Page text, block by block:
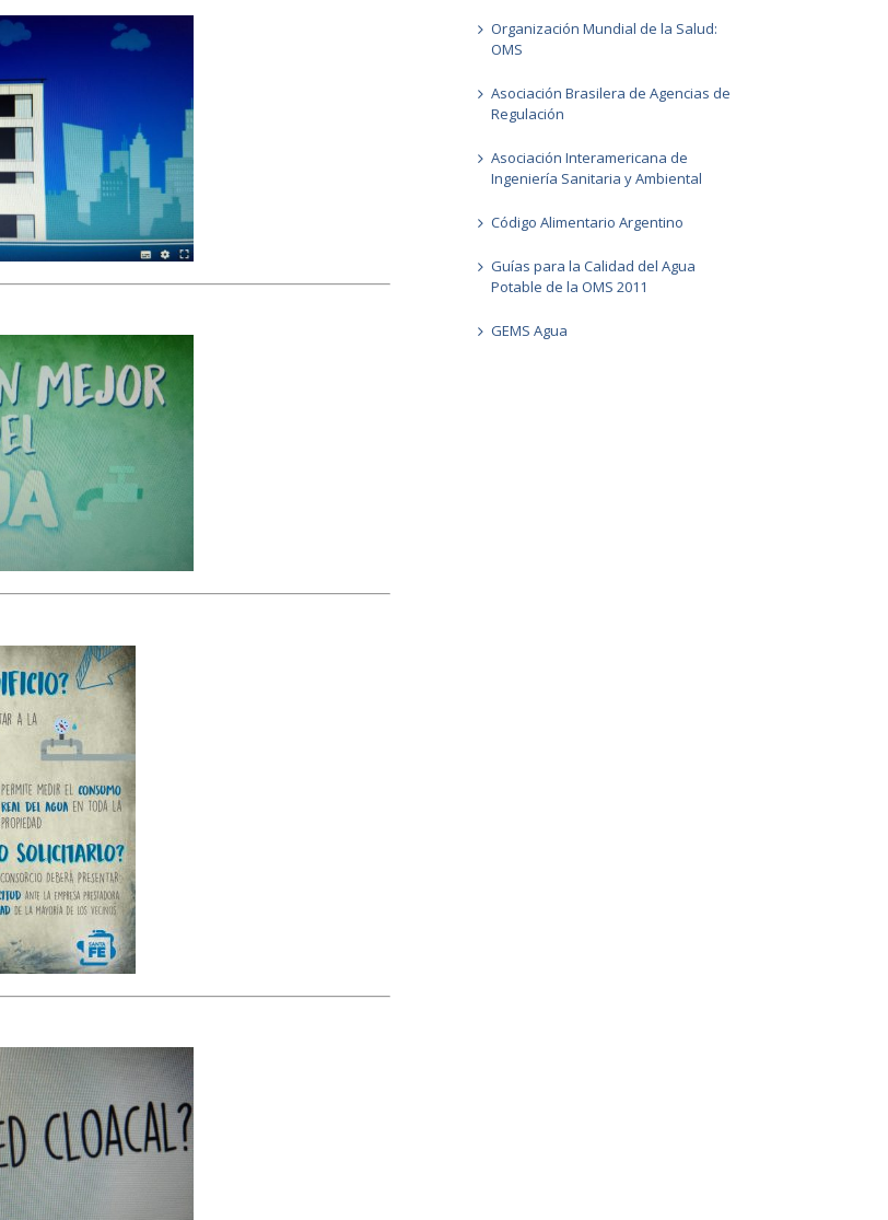
Organización Mundial de la Salud:
OMS
Asociación Brasilera de Agencias de
Regulación
Asociación Interamericana de
Ingeniería Sanitaria y Ambiental
Código Alimentario Argentino
Guías para la Calidad del Agua
Potable de la OMS 2011
GEMS Agua